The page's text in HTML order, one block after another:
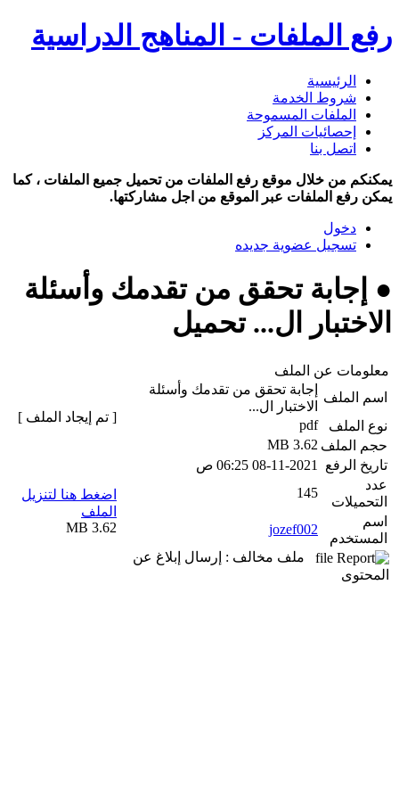
رفع الملفات - المناهج الدراسية
الرئيسية
شروط الخدمة
الملفات المسموحة
إحصائيات المركز
اتصل بنا
يمكنكم من خلال موقع رفع الملفات من تحميل جميع الملفات ، كما
يمكن رفع الملفات عبر الموقع من اجل مشاركتها.
دخول
تسجيل عضوية جديده
● إجابة تحقق من تقدمك وأسئلة
الاختبار ال... تحميل
معلومات عن الملف
اسم الملف
إجابة تحقق من تقدمك وأسئلة
الاختبار ال...
نوع الملف
pdf
حجم الملف 3.62 MB
تاريخ الرفع
08-11-2021 06:25 ص
عدد
التحميلات
145
اسم
المستخدم
jozef002
ملف مخالف : إرسال إبلاغ عن
المحتوى
[ تم إيجاد الملف ]
اضغط هنا لتنزيل
الملف
3.62 MB